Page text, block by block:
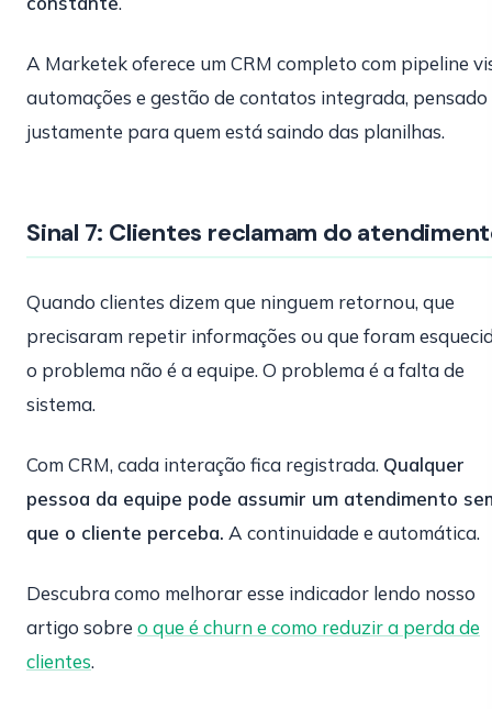
A Marketek oferece um CRM completo com pipeline
automações e gestão de contatos integrada, pensado
justamente para quem está saindo das planilhas.
Sinal 7: Clientes reclamam do
Quando clientes dizem que ninguem retornou, que
precisaram repetir informações ou que foram
o problema não é a equipe. O problema é a falta de
sistema.
Com CRM, cada interação fica registrada. Qualquer
pessoa da equipe pode assumir um atendimento
que o cliente perceba. A continuidade e automática.
Descubra como melhorar esse indicador lendo nosso
artigo sobre o que é churn e como reduzir a perda de
clientes.